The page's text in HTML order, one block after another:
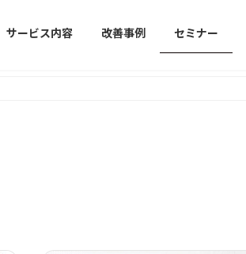
サービス内容 改善事例 セミナー